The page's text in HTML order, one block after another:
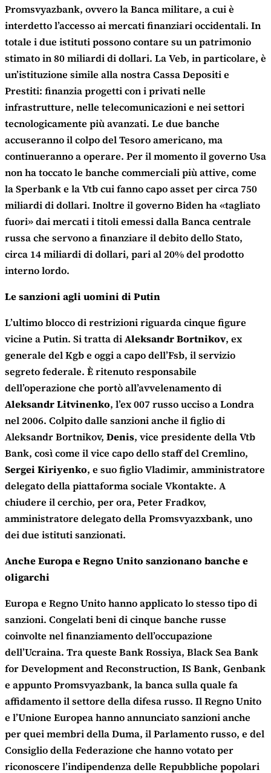
Promsvyazbank, ovvero la Banca militare, a cui è
interdetto l’accesso ai mercati finanziari occidentali. In
totale i due istituti possono contare su un patrimonio
stimato in 80 miliardi di dollari. La Veb, in particolare, è
un’istituzione simile alla nostra Cassa Depositi e
Prestiti: finanzia progetti con i privati nelle
infrastrutture, nelle telecomunicazioni e nei settori
tecnologicamente più avanzati. Le due banche
accuseranno il colpo del Tesoro americano, ma
continueranno a operare. Per il momento il governo Usa
non ha toccato le banche commerciali più attive, come
la Sperbank e la Vtb cui fanno capo asset per circa 750
miliardi di dollari. Inoltre il governo Biden ha «tagliato
fuori» dai mercati i titoli emessi dalla Banca centrale
russa che servono a finanziare il debito dello Stato,
circa 14 miliardi di dollari, pari al 20% del prodotto
interno lordo.
Le sanzioni agli uomini di Putin
L’ultimo blocco di restrizioni riguarda cinque figure
vicine a Putin. Si tratta diAleksandr Bortnikov, ex
generale del Kgb e oggi a capo dell’Fsb, il servizio
segreto federale. È ritenuto responsabile
dell’operazione che portò all’avvelenamento di
Aleksandr Litvinenko, l’ex 007 russo ucciso a Londra
nel 2006. Colpito dalle sanzioni anche il figlio di
Aleksandr Bortnikov, Denis, vice presidente della Vtb
Bank, così come il vice capo dello staff del Cremlino,
Sergei Kiriyenko, e suo figlio Vladimir, amministratore
delegato della piattaforma sociale Vkontakte. A
chiudere il cerchio, per ora, Peter Fradkov,
amministratore delegato della Promsvyazxbank, uno
dei due istituti sanzionati.
Anche Europa e Regno Unito sanzionano banche e
oligarchi
Europa e Regno Unito hanno applicato lo stesso tipo di
sanzioni. Congelati beni di cinque banche russe
coinvolte nel finanziamento dell’occupazione
dell’Ucraina. Tra queste Bank Rossiya, Black Sea Bank
for Development and Reconstruction, IS Bank, Genbank
e appunto Promsvyazbank, la banca sulla quale fa
affidamento il settore della difesa russo. Il Regno Unito
e l’Unione Europea hanno annunciato sanzioni anche
per quei membri della Duma, il Parlamento russo, e del
Consiglio della Federazione che hanno votato per
riconoscere l’indipendenza delle Repubbliche popolari